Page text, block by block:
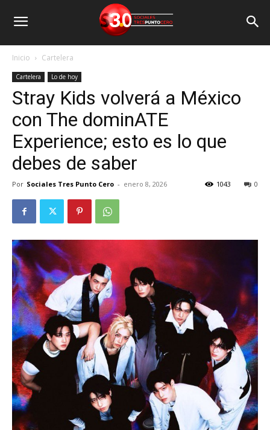
Inicio Cartelera
Cartelera Lo de hoy
Stray Kids volverá a México
con The dominATE
Experience; esto es lo que
debes de saber
Por Sociales Tres Punto Cero - enero 8, 2026 0
1043